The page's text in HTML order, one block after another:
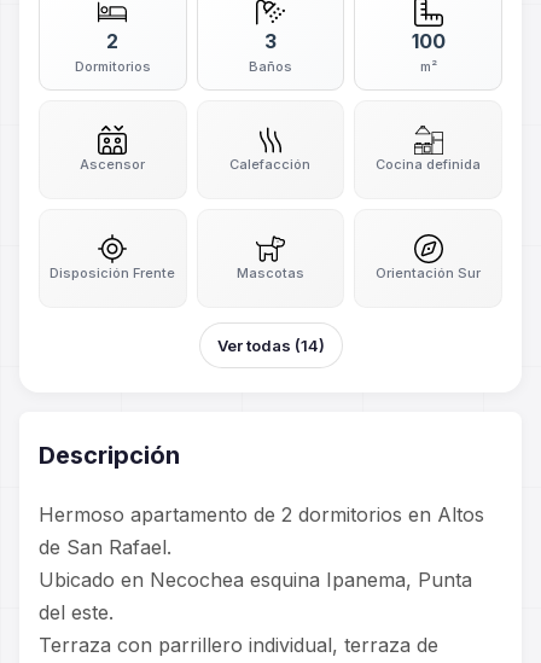
2
Dormitorios
3
Baños
100
m²
Ascensor Calefacción Cocina definida
Disposición Frente Mascotas Orientación Sur
Ver todas (14)
Descripción
Hermoso apartamento de 2 dormitorios en Altos
de San Rafael.
Ubicado en Necochea esquina Ipanema, Punta
del este.
Terraza con parrillero individual, terraza de